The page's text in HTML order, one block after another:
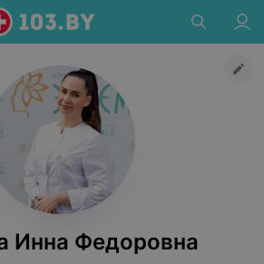
Инна Федоровна